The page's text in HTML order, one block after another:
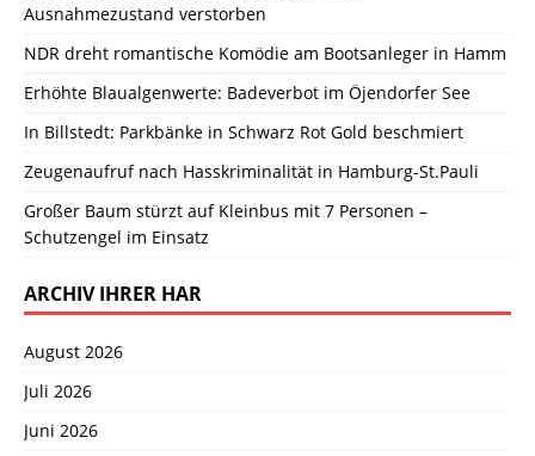
Ausnahmezustand verstorben
NDR dreht romantische Komödie am Bootsanleger in Hamm
Erhöhte Blaualgenwerte: Badeverbot im Öjendorfer See
In Billstedt: Parkbänke in Schwarz Rot Gold beschmiert
Zeugenaufruf nach Hasskriminalität in Hamburg-St.Pauli
Großer Baum stürzt auf Kleinbus mit 7 Personen –
Schutzengel im Einsatz
ARCHIV IHRER HAR
August 2026
Juli 2026
Juni 2026